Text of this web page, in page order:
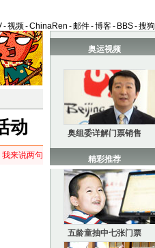
-视频-ChinaRen -邮件-博客- BBS-搜狗
动
我来说两句
奥运视频
奥组委详解门票销售
精彩推荐
五龄童抽中七张门票